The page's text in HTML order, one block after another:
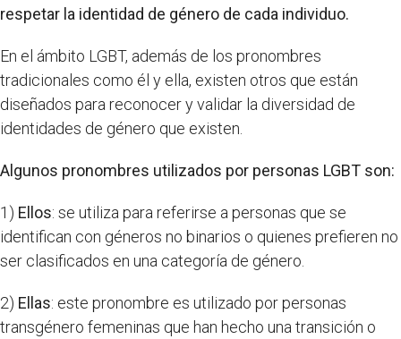
respetar la identidad de género de cada individuo.
En el ámbito LGBT, además de los pronombres
tradicionales como él y ella, existen otros que están
diseñados para reconocer y validar la diversidad de
identidades de género que existen.
Algunos pronombres utilizados por personas LGBT son:
1) Ellos: se utiliza para referirse a personas que se
identifican con géneros no binarios o quienes prefieren no
ser clasificados en una categoría de género.
2) Ellas: este pronombre es utilizado por personas
transgénero femeninas que han hecho una transición o